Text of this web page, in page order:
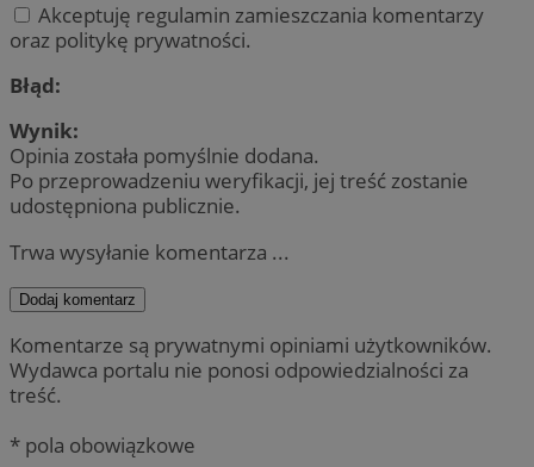
Akceptuję regulamin zamieszczania komentarzy
oraz politykę prywatności.
Błąd:
Wynik:
Opinia została pomyślnie dodana.
Po przeprowadzeniu weryfikacji, jej treść zostanie
udostępniona publicznie.
Trwa wysyłanie komentarza ...
Dodaj komentarz
Komentarze są prywatnymi opiniami użytkowników.
Wydawca portalu nie ponosi odpowiedzialności za
treść.
* pola obowiązkowe